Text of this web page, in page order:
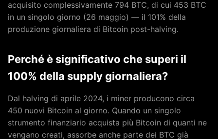
acquisito complessivamente 794 BTC, di cui 453 BTC
in un singolo giorno (26 maggio) — il 101% della
produzione giornaliera di Bitcoin post-halving.
Perché è significativo che superi il
100% della supply giornaliera?
Dal halving di aprile 2024, i miner producono circa
450 nuovi Bitcoin al giorno. Quando un singolo
strumento finanziario acquista più Bitcoin di quanti ne
vengano creati, assorbe anche parte dei BTC già